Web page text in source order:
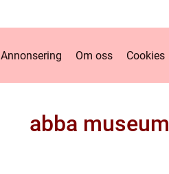
Annonsering Om oss Cookies
abba museum